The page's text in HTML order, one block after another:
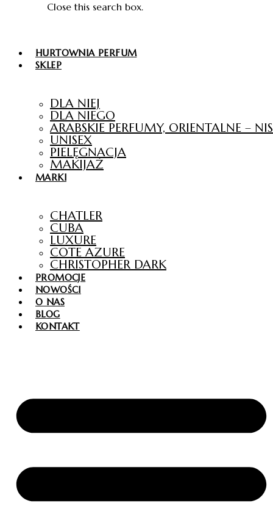
HURTOWNIA PERFUM
SKLEP
DLA NIEJ
DLA NIEGO
ARABSKIE PERFUMY, ORIENTALNE –
UNISEX
PIELĘGNACJA
MAKIJAŻ
MARKI
CHATLER
CUBA
LUXURE
COTE AZURE
CHRISTOPHER DARK
PROMOCJE
NOWOŚCI
O NAS
BLOG
KONTAKT
Close this search box.